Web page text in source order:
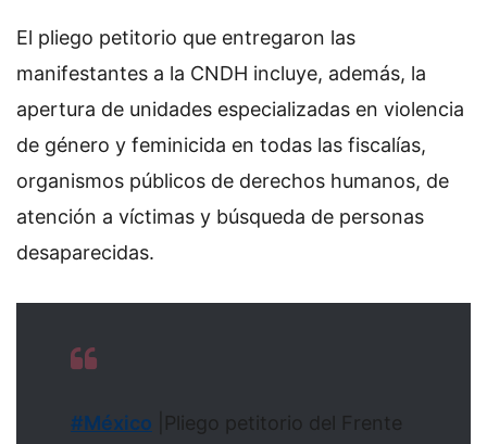
El pliego petitorio que entregaron las
manifestantes a la CNDH incluye, además, la
apertura de unidades especializadas en violencia
de género y feminicida en todas las fiscalías,
organismos públicos de derechos humanos, de
atención a víctimas y búsqueda de personas
desaparecidas.
#México |Pliego petitorio del Frente